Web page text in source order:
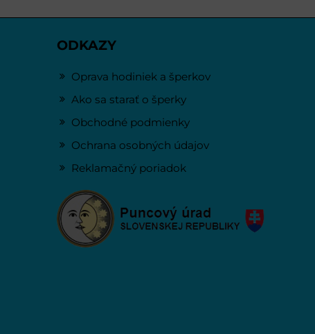
ODKAZY
Oprava hodiniek a šperkov
Ako sa starať o šperky
Obchodné podmienky
Ochrana osobných údajov
Reklamačný poriadok